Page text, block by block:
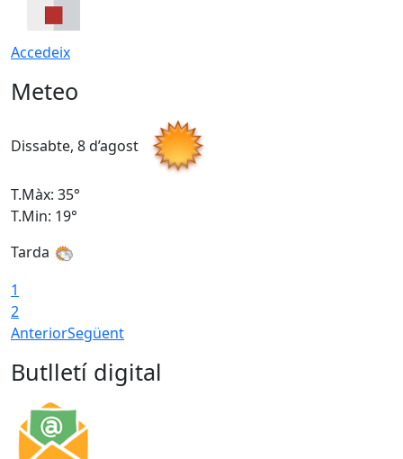
Accedeix
Meteo
Dissabte, 8 d’agost
T.Màx: 35°
T.Min: 19°
Tarda
1
2
AnteriorSegüent
Butlletí digital